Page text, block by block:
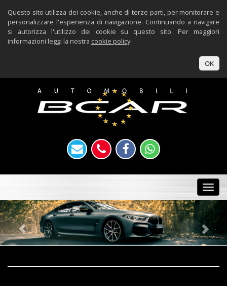
Questo sito utilizza dei cookie, anche di terze parti, per monitorare e
personalizzare l'esperienza di navigazione. Continuando a navigare
si autorizza l'utilizzo dei cookie su questo sito. Per maggiori
informazioni leggi la nostra cookie policy.
OK
Previous